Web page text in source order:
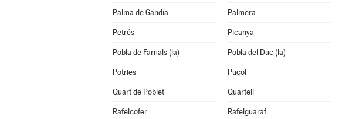
Palma de Gandía Palmera
Petrés Picanya
Pobla de Farnals (la) Pobla del Duc (la)
Potries Puçol
Quart de Poblet Quartell
Rafelcofer Rafelguaraf